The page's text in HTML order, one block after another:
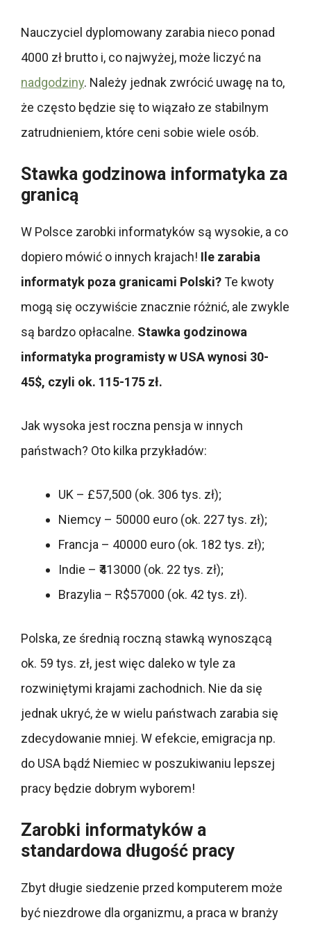
Nauczyciel dyplomowany zarabia nieco ponad
4000 zł brutto i, co najwyżej, może liczyć na
nadgodziny. Należy jednak zwrócić uwagę na to,
że często będzie się to wiązało ze stabilnym
zatrudnieniem, które ceni sobie wiele osób.
Stawka godzinowa informatyka za
granicą
W Polsce zarobki informatyków są wysokie, a co
dopiero mówić o innych krajach! Ile zarabia
informatyk poza granicami Polski?Te kwoty
mogą się oczywiście znacznie różnić, ale zwykle
są bardzo opłacalne. Stawka godzinowa
informatyka programisty w USA wynosi 30-
45$, czyli ok. 115-175 zł.
Jak wysoka jest roczna pensja w innych
państwach? Oto kilka przykładów:
UK – £57,500 (ok. 306 tys. zł);
Niemcy – 50000 euro (ok. 227 tys. zł);
Francja – 40000 euro (ok. 182 tys. zł);
Indie – ₹413000 (ok. 22 tys. zł);
Brazylia – R$57000 (ok. 42 tys. zł).
Polska, ze średnią roczną stawką wynoszącą
ok. 59 tys. zł, jest więc daleko w tyle za
rozwiniętymi krajami zachodnich. Nie da się
jednak ukryć, że w wielu państwach zarabia się
zdecydowanie mniej. W efekcie, emigracja np.
do USA bądź Niemiec w poszukiwaniu lepszej
pracy będzie dobrym wyborem!
Zarobki informatyków a
standardowa długość pracy
Zbyt długie siedzenie przed komputerem może
być niezdrowe dla organizmu, a praca w branży